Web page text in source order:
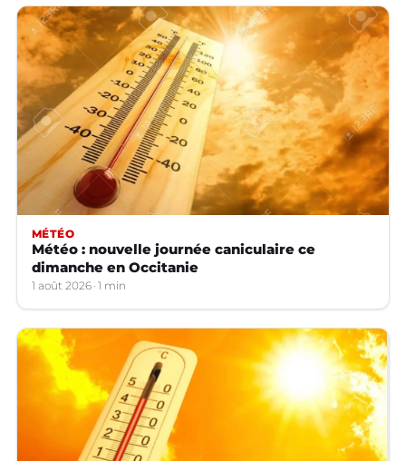
MÉTÉO
Météo : nouvelle journée caniculaire ce
dimanche en Occitanie
1 août 2026 1 min